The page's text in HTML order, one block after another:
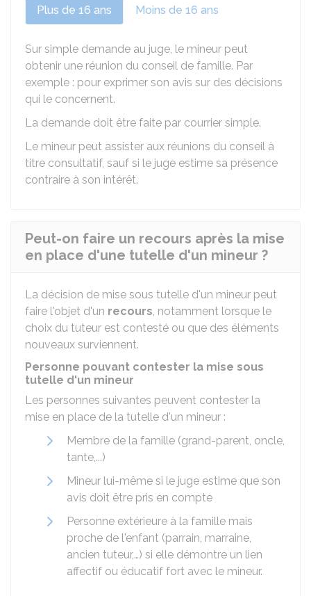
Plus de 16 ans Moins de 16 ans
Sur simple demande au juge, le mineur peut
obtenir une réunion du conseil de famille. Par
exemple : pour exprimer son avis sur des décisions
qui le concernent.
La demande doit être faite par courrier simple.
Le mineur peut assister aux réunions du conseil à
titre consultatif, sauf si le juge estime sa présence
contraire à son intérêt.
Peut-on faire un recours après la mise
en place d'une tutelle d'un mineur ?
La décision de mise sous tutelle d'un mineur peut
faire l'objet d'un recours, notamment lorsque le
choix du tuteur est contesté ou que des éléments
nouveaux surviennent.
Personne pouvant contester la mise sous
tutelle d'un mineur
Les personnes suivantes peuvent contester la
mise en place de la tutelle d'un mineur :
Membre de la famille (grand-parent, oncle,
tante,...)
Mineur lui-même si le juge estime que son
avis doit être pris en compte
Personne extérieure à la famille mais
proche de l'enfant (parrain, marraine,
ancien tuteur,…) si elle démontre un lien
affectif ou éducatif fort avec le mineur.